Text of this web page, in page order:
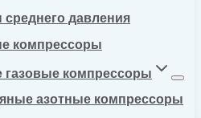
давления
компрессоры
компрессоры
азотные компрессоры